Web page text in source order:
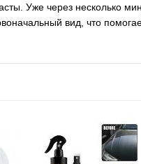
Уже через несколько
вид, что